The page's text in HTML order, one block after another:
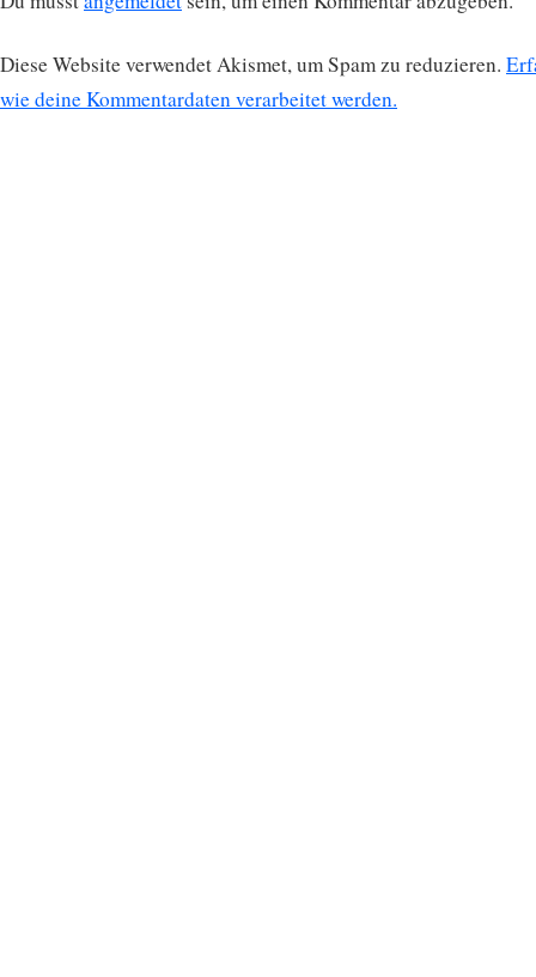
Diese Website verwendet Akismet, um Spam zu reduzieren.
wie deine Kommentardaten verarbeitet werden.